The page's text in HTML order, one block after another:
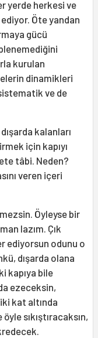
yerde herkesi ve
Öte yandan
gücü
kurulan
dinamikleri
ve de
kalanları
için kapıyı
tâbi. Neden?
veren içeri
Öyleyse bir
lazım. Çık
ediyorsun odunu o
dışarda olana
kapıya bile
ezeceksin,
kat altında
sıkıştıracaksın,